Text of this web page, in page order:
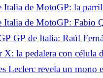
libres 2,
Jorge Martín
Italia de MotoGP: la
milagro para Quartararo,
Italia de MotoGP: Fabio
de su Yamaha
GP de Italia: Raúl
domingo
X: la pedalera con célula
a PXN en la gama
Leclerc revela un mono